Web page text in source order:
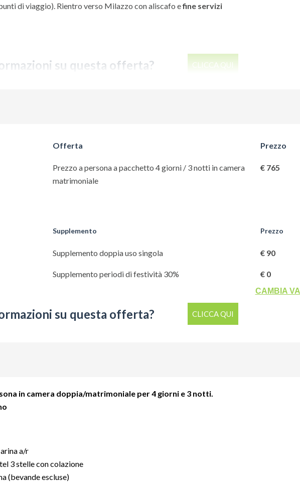
di viaggio). Rientro verso Milazzo con aliscafo efine servizi
su questa offerta? CLICCA QUI
Offerta Prezzo
Prezzo a persona a pacchetto 4 giorni / 3 notti in camera
matrimoniale
€ 765
Supplemento Prezzo
Supplemento doppia uso singola € 90
Supplemento periodi di festività 30% € 0
CAMBIA
su questa offerta? CLICCA QUI
in camera doppia/matrimoniale per 4 giorni e 3 notti.
a/r
3 stelle con colazione
(bevande escluse)